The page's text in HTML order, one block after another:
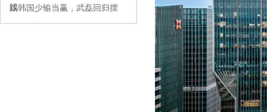
线
踢韩国少输当赢，武磊回归摆